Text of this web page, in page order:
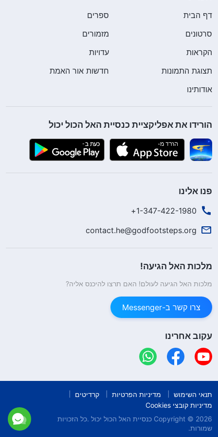
דף הבית
ספרים
סרטונים
מזמורים
הקראות
עדויות
תצוגת התמונות
חדשות אור האמת
אודותינו
הורידו את אפליקציית כנסיית האל הכול יכול
פנו אלינו
1-347-422-1980+
contact.he@godfootsteps.org
מלכות האל הגיעה!
מלכות האל הגיעה לעולם! האם תרצו להיכנס אליה?
צרו קשר ב-Messenger
עקוב אחרינו
תנאי השימוש מדיניות הפרטיות
קרדיטים
מדיניות קובצי Cookies
Copyright © 2026 כנסיית האל הכול יכול .כל הזכויות
שמורות.